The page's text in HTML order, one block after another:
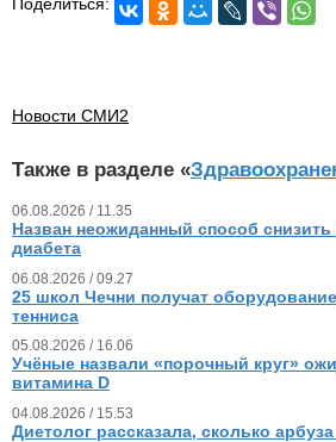
Новости СМИ2
Также в разделе «
06.08.2026 / 11.35
Назван неожиданный способ снизить
диабета
06.08.2026 / 09.27
25 школ Чечни получат
тенниса
05.08.2026 / 16.06
Учёные назвали «порочный круг»
витамина D
04.08.2026 / 15.53
Диетолог рассказала, сколько